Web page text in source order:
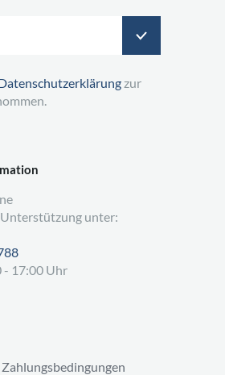
unter:
- 17:00 Uhr
zur